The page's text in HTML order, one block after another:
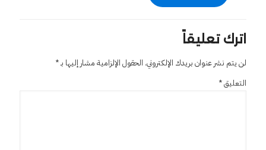
اترك تعليقاً
لن يتم نشر عنوان بريدك الإلكتروني. الحقول الإلزامية مشار إليها بـ*
التعليق*